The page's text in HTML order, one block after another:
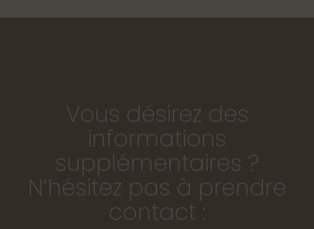
Vous désirez des
informations
supplémentaires ?
N’hésitez pas à prendre
contact :